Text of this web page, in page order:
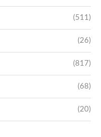
(511)
(26)
(817)
(68)
(20)